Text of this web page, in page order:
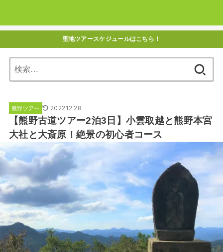
聖地ツアースケジュールはこちら！
索:
熊野ツアー 2022.12.28
【熊野古道ツアー2泊3日】小雲取越と熊野本宮
大社と大斎原！絶景の初心者コース